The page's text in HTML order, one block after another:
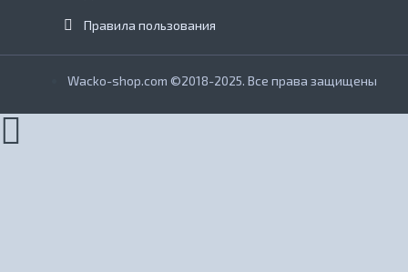
Правила пользования
Wacko-shop.com ©2018-2025. Все права защищены